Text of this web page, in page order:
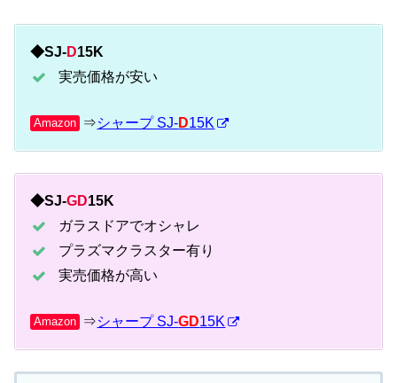
◆SJ-D15K
実売価格が安い
Amazon ⇒シャープ SJ-D15K
◆SJ-GD15K
ガラスドアでオシャレ
プラズマクラスター有り
実売価格が高い
Amazon ⇒シャープ SJ-GD15K